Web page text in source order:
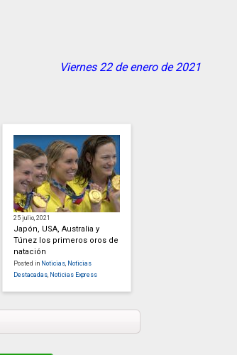
Viernes 22 de enero de 2021
25 julio, 2021
Japón, USA, Australia y
Túnez los primeros oros de
natación
Posted in Noticias Noticias
Destacadas Noticias Express